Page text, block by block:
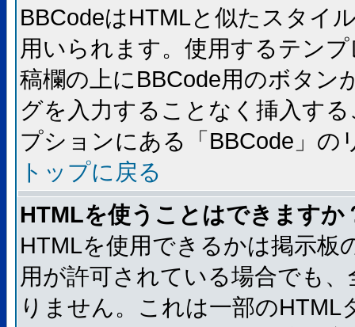
BBCodeはHTMLと似たスタイ
用いられます。使用するテン
稿欄の上にBBCode用のボタン
グを入力することなく挿入す
プションにある「BBCode」
トップに戻る
HTMLを使うことはできますか
HTMLを使用できるかは掲示板
用が許可されている場合でも
りません。これは一部の